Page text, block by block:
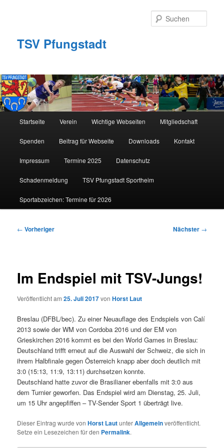
TSV Pfungstadt
Startseite Verein Wichtige Webseiten Mitgliedschaft
Spenden Beitrag für Webseite Downloads Kontakt
Impressum Termine 2025 Datenschutz
Schadenmeldung TSV Pfungstadt Sportheim
Sportabzeichen: Termine für 2026
Beitragsnavigation
← Vorheriger Nächster →
Im Endspiel mit TSV-Jungs!
Veröffentlicht am25. Juli 2017vonHorst Laut
Breslau (DFBL/bec). Zu einer Neuauflage des Endspiels von Calí
2013 sowie der WM von Cordoba 2016 und der EM von
Grieskirchen 2016 kommt es bei den World Games in Breslau:
Deutschland trifft erneut auf die Auswahl der Schweiz, die sich in
ihrem Halbfinale gegen Österreich knapp aber doch deutlich mit
3:0 (15:13, 11:9, 13:11) durchsetzen konnte.
Deutschland hatte zuvor die Brasilianer ebenfalls mit 3:0 aus
dem Turnier geworfen. Das Endspiel wird am Dienstag, 25. Juli,
um 15 Uhr angepfiffen – TV-Sender Sport 1 überträgt live.
Dieser Eintrag wurde vonHorst LautunterAllgemeinveröffentlicht.
Setze ein Lesezeichen für den Permalink.